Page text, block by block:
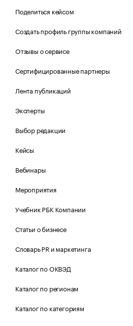
Поделиться кейсом
Создать профиль группы компаний
Отзывы о сервисе
Сертифицированные партнеры
Лента публикаций
Эксперты
Выбор редакции
Кейсы
Вебинары
Мероприятия
Учебник РБК Компании
Статьи о бизнесе
Словарь PR и маркетинга
Каталог по ОКВЭД
Каталог по регионам
Каталог по категориям